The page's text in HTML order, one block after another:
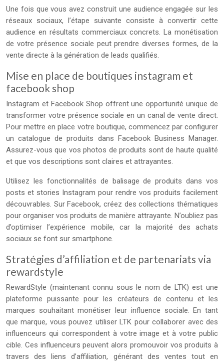
Une fois que vous avez construit une audience engagée sur les
réseaux sociaux, l’étape suivante consiste à convertir cette
audience en résultats commerciaux concrets. La monétisation
de votre présence sociale peut prendre diverses formes, de la
vente directe à la génération de leads qualifiés.
Mise en place de boutiques instagram et
facebook shop
Instagram et Facebook Shop offrent une opportunité unique de
transformer votre présence sociale en un canal de vente direct.
Pour mettre en place votre boutique, commencez par configurer
un catalogue de produits dans Facebook Business Manager.
Assurez-vous que vos photos de produits sont de haute qualité
et que vos descriptions sont claires et attrayantes.
Utilisez les fonctionnalités de balisage de produits dans vos
posts et stories Instagram pour rendre vos produits facilement
découvrables. Sur Facebook, créez des collections thématiques
pour organiser vos produits de manière attrayante. N’oubliez pas
d’optimiser l’expérience mobile, car la majorité des achats
sociaux se font sur smartphone.
Stratégies d’affiliation et de partenariats via
rewardstyle
RewardStyle (maintenant connu sous le nom de LTK) est une
plateforme puissante pour les créateurs de contenu et les
marques souhaitant monétiser leur influence sociale. En tant
que marque, vous pouvez utiliser LTK pour collaborer avec des
influenceurs qui correspondent à votre image et à votre public
cible. Ces influenceurs peuvent alors promouvoir vos produits à
travers des liens d’affiliation, générant des ventes tout en